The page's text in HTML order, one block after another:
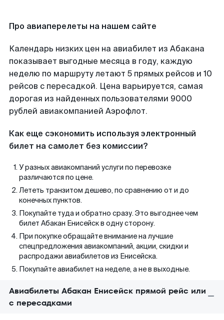
Про авиаперелеты на нашем сайте
Календарь низких цен на авиабилет из Абакана
показывает выгодные месяца в году, каждую
неделю по маршруту летают 5 прямых рейсов и 10
рейсов с пересадкой. Цена варьируется, самая
дорогая из найденных пользователями 9000
рублей авиакомпанией Аэрофлот.
Как еще сэкономить используя электронный
билет на самолет без комиссии?
У разных авиакомпаний услуги по перевозке
различаются по цене.
Лететь транзитом дешево, по сравнению от и до
конечных пунктов.
Покупайте туда и обратно сразу. Это выгоднее чем
билет Абакан Енисейск в одну сторону.
При покупке обращайте внимание на лучшие
спецпредложения авиакомпаний, акции, скидки и
распродажи авиабилетов из Енисейска.
Покупайте авиабилет на неделе, а не в выходные.
Авиабилеты Абакан Енисейск прямой рейс или
с пересадками